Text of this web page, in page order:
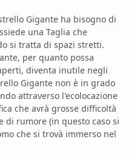
Gigante ha bisogno di
una Taglia che
si tratta di spazi stretti.
per quanto possa
diventa inutile negli
Gigante non è in grado
attraverso l'ecolocazione
che avrà grosse difficoltà
di rumore (in questo caso si
che si trovà immerso nel